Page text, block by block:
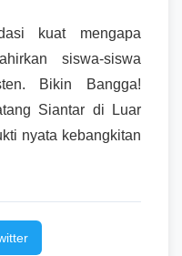
kuat mengapa
siswa-siswa
Bikin Bangga!
Siantar di Luar
nyata kebangkitan